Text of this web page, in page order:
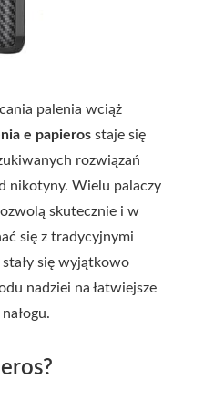
palenia wciąż
e papieros staje się
rozwiązań
nikotyny. Wielu palaczy
skutecznie i w
się z tradycyjnymi
się wyjątkowo
nadziei na łatwiejsze